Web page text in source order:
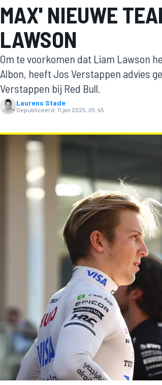
MOTOGP
MAX' NIEUWE
LAWSON
Om te voorkomen dat Liam Lawson
Albon, heeft Jos Verstappen advies
Verstappen bij Red Bull.
Laurens Stade
Gepubliceerd: 11 jan 2025, 05:45